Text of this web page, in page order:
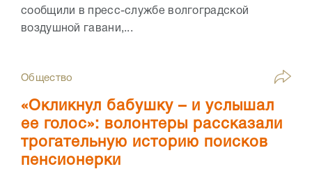
сообщили в пресс-службе волгоградской
воздушной гавани,...
Общество
«Окликнул бабушку – и услышал
ее голос»: волонтеры рассказали
трогательную историю поисков
пенсионерки